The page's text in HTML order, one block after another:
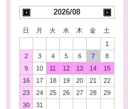
2026/08
日 月 火 水 木 金
土
1
2
3 4 5 6 7
8
9
10 11 12 13 14
15
16
17 18 19 20 21
22
23
24 25 26 27 28
29
30
31